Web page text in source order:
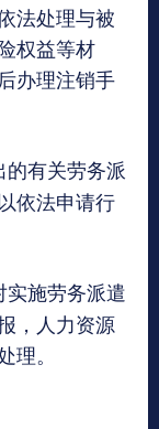
法处理与被
权益等材
办理注销手
有关劳务派
依法申请行
施劳务派遣
，人力资源
。